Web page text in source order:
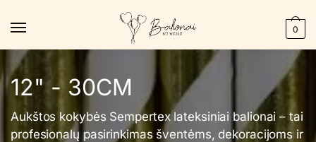
0
12" - 30CM
Aukštos kokybės Sempertex lateksiniai balionai – tai
profesionalų pasirinkimas šventėms, dekoracijoms ir